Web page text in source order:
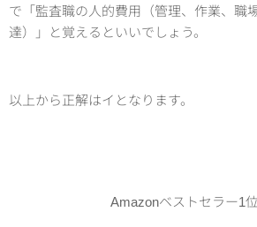
で「監査職の人的費用（管理、作業、職
達）」と覚えるといいでしょう。
以上から正解はイとなります。
Amazonベストセラー1